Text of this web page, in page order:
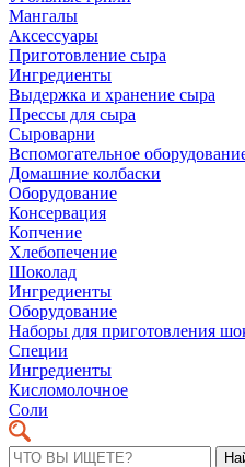
Мангалы
Аксессуары
Приготовление сыра
Ингредиенты
Выдержка и хранение сыра
Прессы для сыра
Сыроварни
Вспомогательное
Домашние колбаски
Оборудование
Консервация
Копчение
Хлебопечение
Шоколад
Ингредиенты
Оборудование
Наборы для приготовления
Специи
Ингредиенты
Кисломолочное
Соли